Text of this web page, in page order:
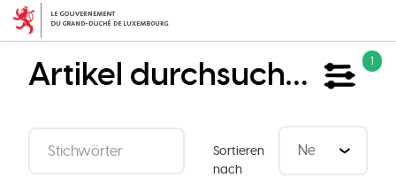
Direkt
zum
Artikel durchsuchen 1
Sortieren
nach